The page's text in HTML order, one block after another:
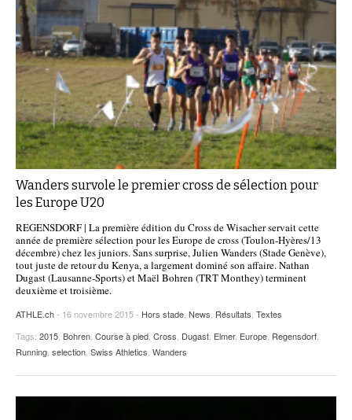
Wanders survole le premier cross de sélection pour
les Europe U20
REGENSDORF | La première édition du Cross de Wisacher servait cette
année de première sélection pour les Europe de cross (Toulon-Hyères/13
décembre) chez les juniors. Sans surprise, Julien Wanders (Stade Genève),
tout juste de retour du Kenya, a largement dominé son affaire. Nathan
Dugast (Lausanne-Sports) et Maël Bohren (TRT Monthey) terminent
deuxième et troisième.
ATHLE.ch- 16 novembre 2015 - Hors stade News Résultats Textes
Tags: 2015 Bohren Course à pied Cross Dugast Elmer, Europe Regensdorf
Running selection Swiss Athletics Wanders